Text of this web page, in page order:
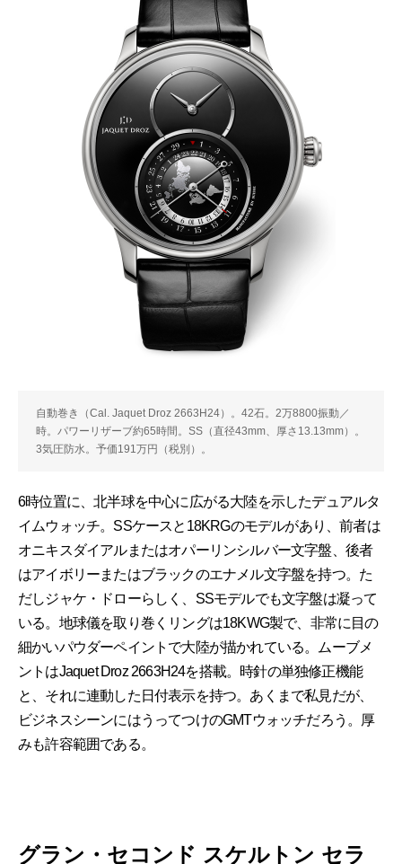
自動巻き（Cal. Jaquet Droz 2663H24）。42石。2万8800振動／
時。パワーリザーブ約65時間。SS（直径43mm、厚さ13.13mm）。
3気圧防水。予価191万円（税別）。
6時位置に、北半球を中心に広がる大陸を示したデュアルタ
イムウォッチ。SSケースと18KRGのモデルがあり、前者は
オニキスダイアルまたはオパーリンシルバー文字盤、後者
はアイボリーまたはブラックのエナメル文字盤を持つ。た
だしジャケ・ドローらしく、SSモデルでも文字盤は凝って
いる。地球儀を取り巻くリングは18KWG製で、非常に目の
細かいパウダーペイントで大陸が描かれている。ムーブメ
ントはJaquet Droz 2663H24を搭載。時針の単独修正機能
と、それに連動した日付表示を持つ。あくまで私見だが、
ビジネスシーンにはうってつけのGMTウォッチだろう。厚
みも許容範囲である。
グラン・セコンド スケルトン セラ